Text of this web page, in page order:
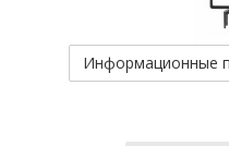
Информационные